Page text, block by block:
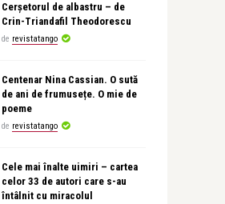
Cerșetorul de albastru – de
Crin-Triandafil Theodorescu
de revistatango
Centenar Nina Cassian. O sută
de ani de frumusețe. O mie de
poeme
de revistatango
Cele mai înalte uimiri – cartea
celor 33 de autori care s-au
întâlnit cu miracolul